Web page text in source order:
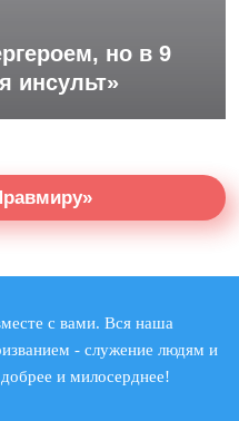
но в 9
инсульт»
с вами. Вся наша
- служение людям и
и милосерднее!